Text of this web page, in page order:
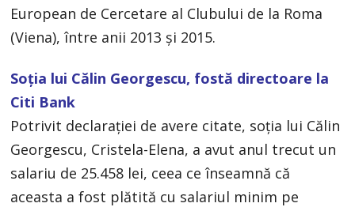
European de Cercetare al Clubului de la Roma
(Viena), între anii 2013 și 2015.
Soția lui Călin Georgescu, fostă directoare la
Citi Bank
Potrivit declarației de avere citate, soția lui Călin
Georgescu, Cristela-Elena, a avut anul trecut un
salariu de 25.458 lei, ceea ce înseamnă că
aceasta a fost plătită cu salariul minim pe